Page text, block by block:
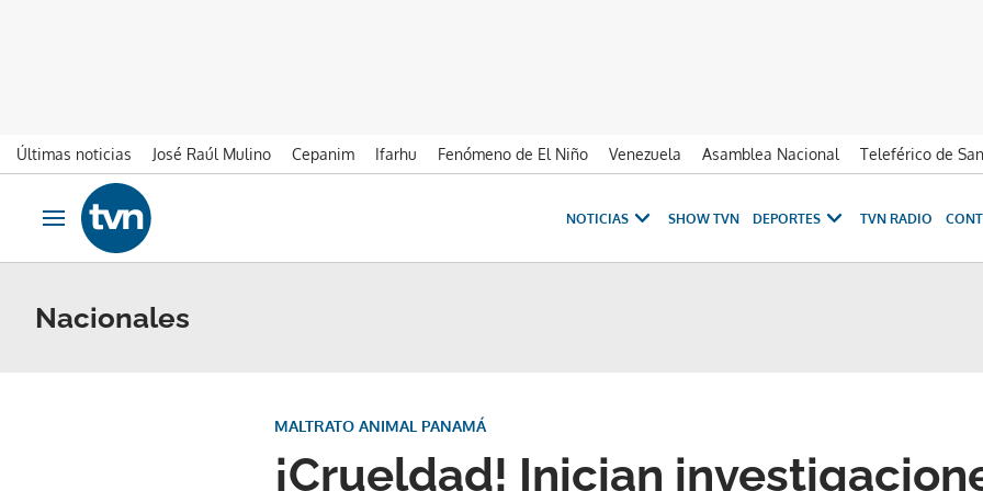
Últimas noticias José Raúl Mulino Cepanim Ifarhu Fenómeno de El Niño Venezuela Asamblea Nacional Teleférico de
Ir al contenido
Obrir navegació
NOTICIAS SHOW TVN DEPORTES TVN RADIO
Nacionales
¡Crueldad! Inician
MALTRATO ANIMAL PANAMÁ